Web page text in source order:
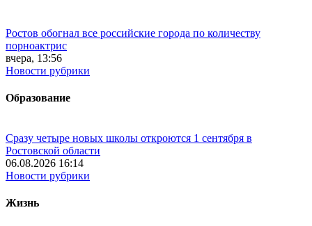
Ростов обогнал все российские города по количеству
порноактрис
вчера, 13:56
Новости рубрики
Образование
Сразу четыре новых школы откроются 1 сентября в
Ростовской области
06.08.2026 16:14
Новости рубрики
Жизнь